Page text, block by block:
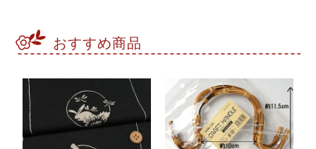
おすすめ商品